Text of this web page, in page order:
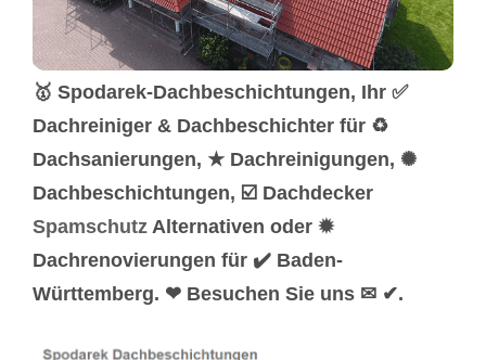
🥇 Spodarek-Dachbeschichtungen, Ihr ✅
Dachreiniger & Dachbeschichter für ♻
Dachsanierungen, ★ Dachreinigungen, ✺
Dachbeschichtungen, ☑️ Dachdecker
Spamschutz Alternativen oder ✹
Dachrenovierungen für ✔️ Baden-
Württemberg. ❤ Besuchen Sie uns ✉ ✔.